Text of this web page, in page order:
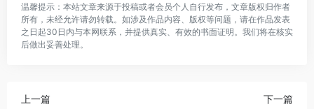
温馨提示：本站文章来源于投稿或者会员个人自行发布，文章版权归作者
所有，未经允许请勿转载。如涉及作品内容、版权等问题，请在作品发表
之日起30日内与本网联系，并提供真实、有效的书面证明。我们将在核实
后做出妥善处理。
上一篇 下一篇